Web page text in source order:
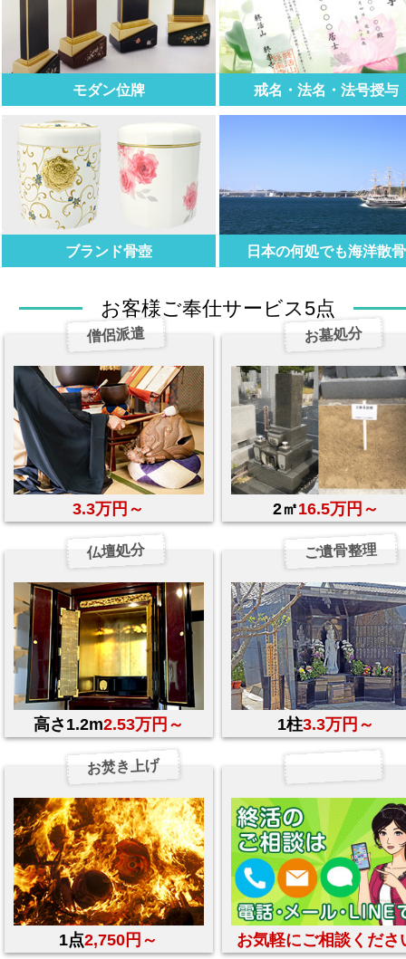
モダン位牌 戒名・法名・法号授与
ブランド骨壺 日本の何処でも海洋散骨
お客様ご奉仕サービス5点
僧侶派遣
3.3万円～
お墓処分
2㎡16.5万円～
仏壇処分
高さ1.2m2.53万円～
ご遺骨整理
1柱3.3万円～
お焚き上げ
1点2,750円～ お気軽にご相談くださ